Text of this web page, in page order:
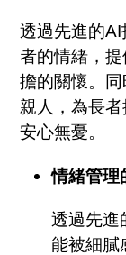
透過先進的
者的情緒，
擔的關懷。
親人，為長
安心無憂。
情緒管理
透過先進
能被細膩